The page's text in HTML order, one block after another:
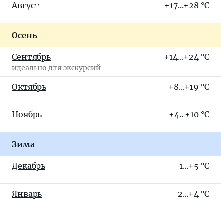
Август +17...+28 °C
Осень
Сентябрь
идеально для экскурсий
+14...+24 °C
Октябрь +8...+19 °C
Ноябрь +4...+10 °C
Зима
Декабрь -1...+5 °C
Январь -2...+4 °C